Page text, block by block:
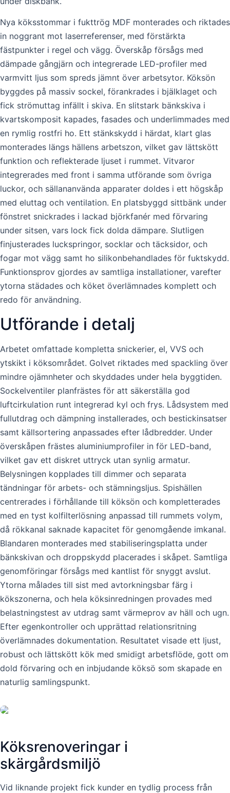
Nya köksstommar i fukttrög MDF monterades och riktades
in noggrant mot laserreferenser, med förstärkta
fästpunkter i regel och vägg. Överskåp försågs med
dämpade gångjärn och integrerade LED-profiler med
varmvitt ljus som spreds jämnt över arbetsytor. Köksön
byggdes på massiv sockel, förankrades i bjälklaget och
fick strömuttag infällt i skiva. En slitstark bänkskiva i
kvartskomposit kapades, fasades och underlimmades med
en rymlig rostfri ho. Ett stänkskydd i härdat, klart glas
monterades längs hällens arbetszon, vilket gav lättskött
funktion och reflekterade ljuset i rummet. Vitvaror
integrerades med front i samma utförande som övriga
luckor, och sällananvända apparater doldes i ett högskåp
med eluttag och ventilation. En platsbyggd sittbänk under
fönstret snickrades i lackad björkfanér med förvaring
under sitsen, vars lock fick dolda dämpare. Slutligen
finjusterades luckspringor, socklar och täcksidor, och
fogar mot vägg samt ho silikonbehandlades för fuktskydd.
Funktionsprov gjordes av samtliga installationer, varefter
ytorna städades och köket överlämnades komplett och
redo för användning.
Utförande i detalj
Arbetet omfattade kompletta snickerier, el, VVS och
ytskikt i köksområdet. Golvet riktades med spackling över
mindre ojämnheter och skyddades under hela byggtiden.
Sockelventiler planfrästes för att säkerställa god
luftcirkulation runt integrerad kyl och frys. Lådsystem med
fullutdrag och dämpning installerades, och bestickinsatser
samt källsortering anpassades efter lådbredder. Under
överskåpen frästes aluminiumprofiler in för LED-band,
vilket gav ett diskret uttryck utan synlig armatur.
Belysningen kopplades till dimmer och separata
tändningar för arbets- och stämningsljus. Spishällen
centrerades i förhållande till köksön och kompletterades
med en tyst kolfilterlösning anpassad till rummets volym,
då rökkanal saknade kapacitet för genomgående imkanal.
Blandaren monterades med stabiliseringsplatta under
bänkskivan och droppskydd placerades i skåpet. Samtliga
genomföringar försågs med kantlist för snyggt avslut.
Ytorna målades till sist med avtorkningsbar färg i
kökszonerna, och hela köksinredningen provades med
belastningstest av utdrag samt värmeprov av häll och ugn.
Efter egenkontroller och upprättad relationsritning
överlämnades dokumentation. Resultatet visade ett ljust,
robust och lättskött kök med smidigt arbetsflöde, gott om
dold förvaring och en inbjudande köksö som skapade en
naturlig samlingspunkt.
Köksrenoveringar i
skärgårdsmiljö
Vid liknande projekt fick kunder en tydlig process från